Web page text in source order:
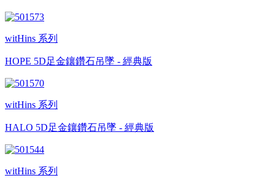
witHins 系列
HOPE 5D足金鑲鑽石吊墜 - 經典版
witHins 系列
HALO 5D足金鑲鑽石吊墜 - 經典版
witHins 系列